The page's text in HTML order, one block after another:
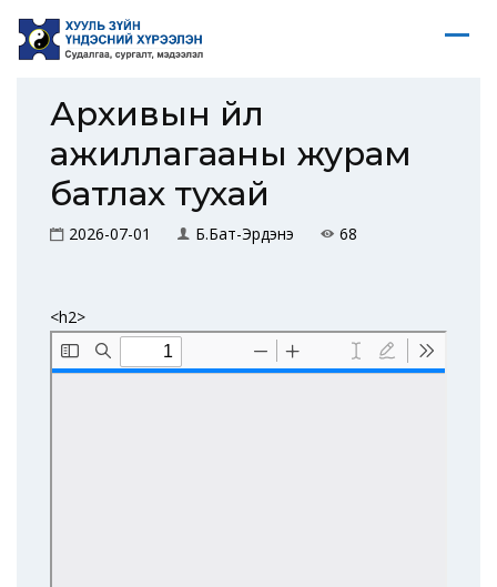
Архивын үйл
ажиллагааны журам
батлах тухай
2026-07-01 Б.Бат-Эрдэнэ 68
<h2>